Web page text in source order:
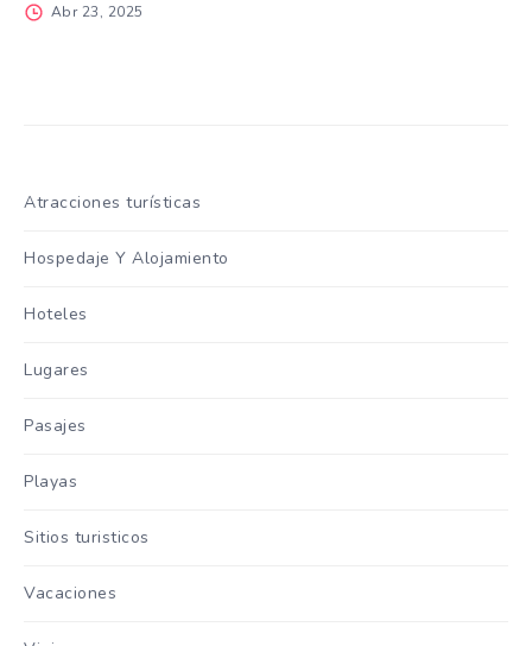
Abr 23, 2025
Atracciones turísticas
Hospedaje Y Alojamiento
Hoteles
Lugares
Pasajes
Playas
Sitios turisticos
Vacaciones